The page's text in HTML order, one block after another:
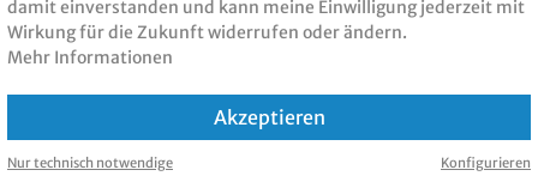
GEKAUFT
damit einverstanden und kann meine Einwilligung jederzeit mit
Wirkung für die Zukunft widerrufen oder ändern.
Mehr Informationen
Akzeptieren
Nur technisch notwendige Konfigurieren